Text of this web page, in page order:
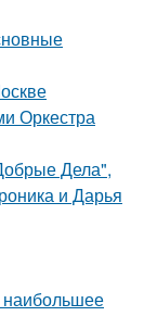
Оркестра
Дела",
и Дарья
наибольшее